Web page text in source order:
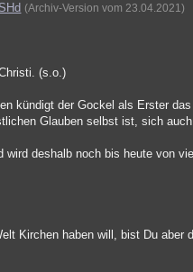
(Archiv-Version vom 23.04.2021)
(s.o.)
kündigt der Gockel als Erster
Glauben selbst ist, sich
deshalb noch bis heute von
Kirchen haben will, bist Du aber